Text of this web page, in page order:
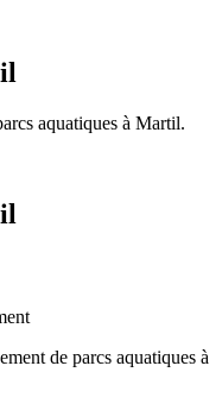
aquatiques à Martil.
de parcs aquatiques à